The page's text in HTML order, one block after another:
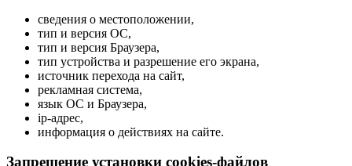
сведения о местоположении,
тип и версия ОС,
тип и версия Браузера,
тип устройства и разрешение его экрана,
источник перехода на сайт,
рекламная система,
язык ОС и Браузера,
ip-адрес,
информация о действиях на сайте.
Запрещение установки cookies-файлов